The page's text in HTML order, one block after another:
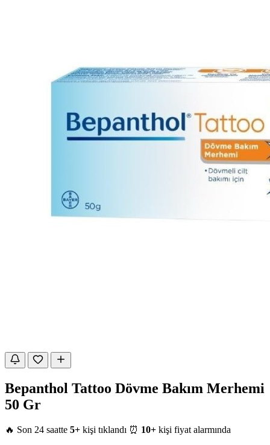
Bepanthol Tattoo Dövme Bakım Merhemi
50 Gr
🔥 Son 24 saatte 5+ kişi tıklandı ⏰ 10+ kişi fiyat alarmında